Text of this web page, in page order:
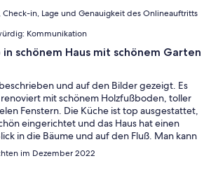
Check-in, Lage und Genauigkeit des Onlineauftritts
Kommunikation
in schönem Haus mit schönem Garten
und auf den Bilder gezeigt. Es
mit schönem Holzfußboden, toller
Fenstern. Die Küche ist top ausgestattet,
eingerichtet und das Haus hat einen
in die Bäume und auf den Fluß. Man kann
direkt ab der Haustür machen oder
sogar ein kleiner Tannenbaum bereit,
im Dezember 2022